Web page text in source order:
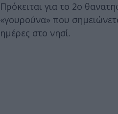
Πρόκειται για το 2ο
«γουρούνα» που
ημέρες στο νησί.